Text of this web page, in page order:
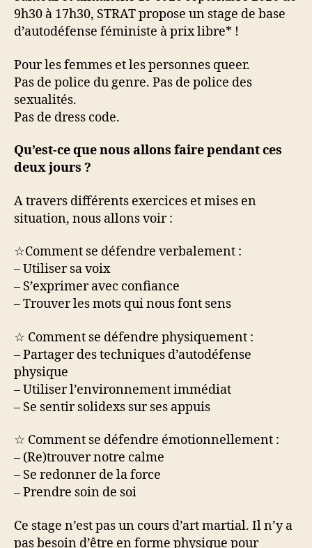
9h30 à 17h30, STRAT propose un stage de base
d’autodéfense féministe à prix libre* !
Pour les femmes et les personnes queer.
Pas de police du genre. Pas de police des
sexualités.
Pas de dress code.
Qu’est-ce que nous allons faire pendant ces
deux jours ?
A travers différents exercices et mises en
situation, nous allons voir :
☆Comment se défendre verbalement :
– Utiliser sa voix
– S’exprimer avec confiance
– Trouver les mots qui nous font sens
☆ Comment se défendre physiquement :
– Partager des techniques d’autodéfense
physique
– Utiliser l’environnement immédiat
– Se sentir solidexs sur ses appuis
☆ Comment se défendre émotionnellement :
– (Re)trouver notre calme
– Se redonner de la force
– Prendre soin de soi
Ce stage n’est pas un cours d’art martial. Il n’y a
pas besoin d’être en forme physique pour